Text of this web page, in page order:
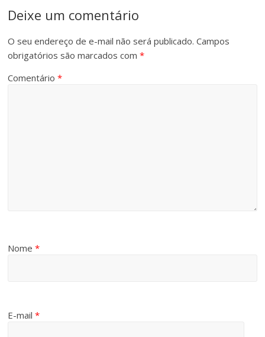
Deixe um comentário
O seu endereço de e-mail não será publicado. Campos
obrigatórios são marcados com*
Comentário*
Nome*
E-mail*